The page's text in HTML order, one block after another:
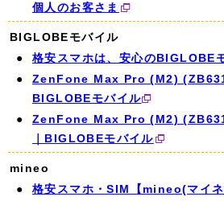
個人のお客さま
BIGLOBEモバイル
格安スマホは、安心のBIGLOBE
ZenFone Max Pro (M2)
BIGLOBEモバイル
ZenFone Max Pro (M2)
｜BIGLOBEモバイル
mineo
格安スマホ・SIM【mineo(マイネ